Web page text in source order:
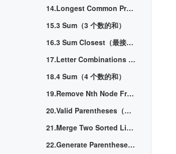
14.Longest Common Prefix（最长公共前缀）
15.3 Sum（3 个数的和）
16.3 Sum Closest（最接近的 3 个数的和）
17.Letter Combinations of a Phone Number（电话号码的字母组合）
18.4 Sum（4 个数的和）
19.Remove Nth Node From End of List（从列表尾部删除第 N 个结点）
20.Valid Parentheses（有效的括号）
21.Merge Two Sorted Lists（合并两个已排序的数组）
22.Generate Parentheses（生成括号）